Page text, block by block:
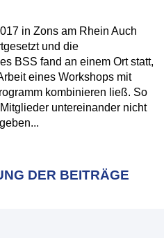
in Zons am Rhein Auch
und die
BSS fand an einem Ort statt,
eines Workshops mit
kombinieren ließ. So
untereinander nicht
DER BEITRÄGE